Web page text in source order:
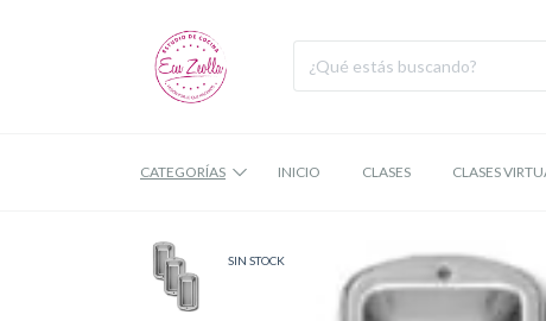
CATEGORÍAS INICIO CLASES CLASES
SIN STOCK